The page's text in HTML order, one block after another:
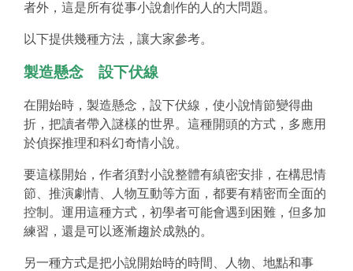
者外，這是所有從事小說創作的人的大問題。
以下提供幾種方法，讓大家參考。
製造懸念 設下伏線
在開始時，製造懸念，設下伏線，使小說情節變得曲
折，把讀者帶入謎樣的世界。這種開頭的方式，多應用
於偵探推理和科幻奇情小說。
要這樣開始，作者須對小說整體有縝密安排，在構思情
節、推演劇情、人物互動等方面，都要有精密而全面的
控制。運用這種方式，初學者可能會遇到困難，但多加
練習，還是可以逐漸趨於成熟的。
另一種方式是把小說開始時的時間、人物、地點和事